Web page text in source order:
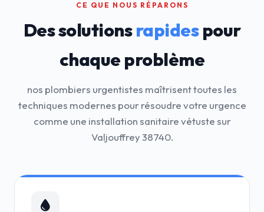
CE QUE NOUS RÉPARONS
Des solutionsrapidespour
chaque problème
nos plombiers urgentistes maîtrisent toutes les
techniques modernes pour résoudre votre urgence
comme une installation sanitaire vétuste sur
Valjouffrey 38740.